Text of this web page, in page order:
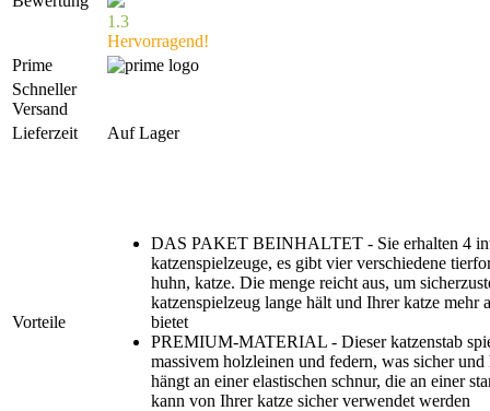
1.3
Hervorragend!
Prime
Schneller
Versand
Lieferzeit
Auf Lager
Vorteile
DAS PAKET BEINHALTET - Sie erhalten 4
katzenspielzeuge, es gibt vier verschiedene
huhn, katze. Die menge reicht aus, um
katzenspielzeug lange hält und Ihrer katze mehr
bietet
PREMIUM-MATERIAL - Dieser katzenstab
massivem holzleinen und federn, was sicher
hängt an einer elastischen schnur, die an einer
kann von Ihrer katze sicher verwendet werden